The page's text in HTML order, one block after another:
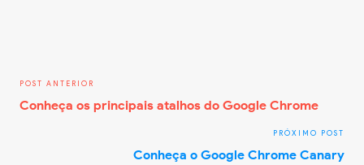
Conheça os principais atalhos do Google Chrome
Conheça o Google Chrome Canary